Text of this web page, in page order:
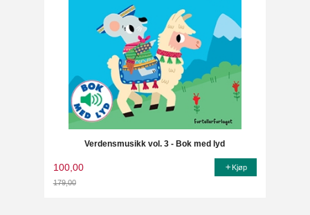
Verdensmusikk vol. 3 - Bok med lyd
100,00
179,00
Kjøp